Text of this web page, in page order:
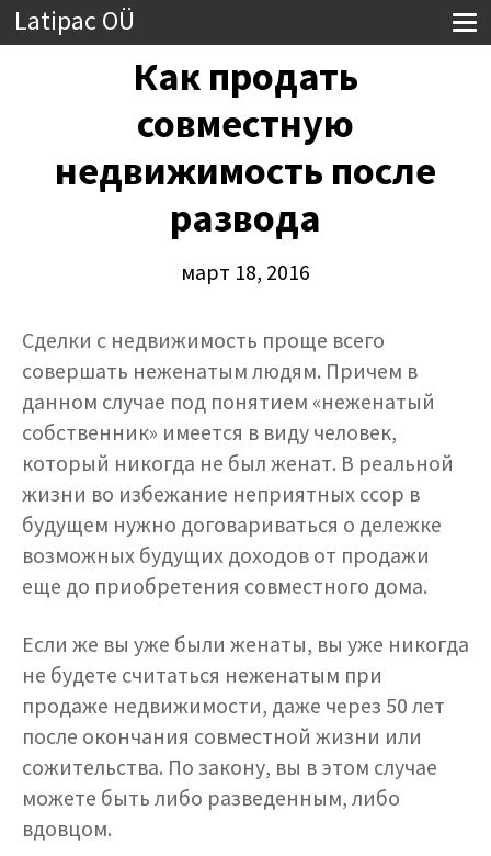
Latipac OÜ
Как продать
совместную
недвижимость после
развода
март 18, 2016
Сделки с недвижимость проще всего
совершать неженатым людям. Причем в
данном случае под понятием «неженатый
собственник» имеется в виду человек,
который никогда не был женат. В реальной
жизни во избежание неприятных ссор в
будущем нужно договариваться о дележке
возможных будущих доходов от продажи
еще до приобретения совместного дома.
Если же вы уже были женаты, вы уже никогда
не будете считаться неженатым при
продаже недвижимости, даже через 50 лет
после окончания совместной жизни или
сожительства. По закону, вы в этом случае
можете быть либо разведенным, либо
вдовцом.